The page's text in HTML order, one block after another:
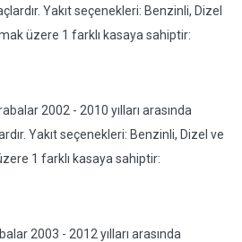
Yakıt seçenekleri: Benzinli, Dizel
üzere 1 farklı kasaya sahiptir:
2002 - 2010 yılları arasında
Yakıt seçenekleri: Benzinli, Dizel ve
1 farklı kasaya sahiptir:
2003 - 2012 yılları arasında